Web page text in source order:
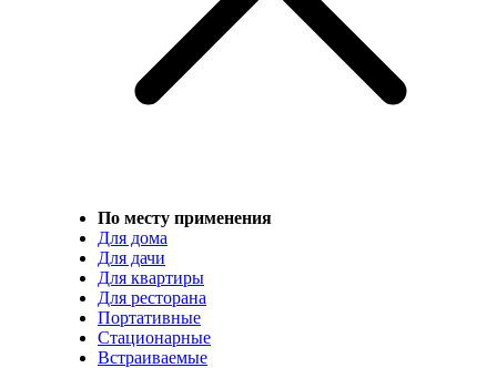
По месту применения
Для дома
Для дачи
Для квартиры
Для ресторана
Портативные
Стационарные
Встраиваемые